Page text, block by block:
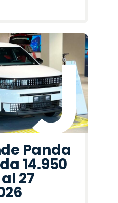
Panda
14.950
27